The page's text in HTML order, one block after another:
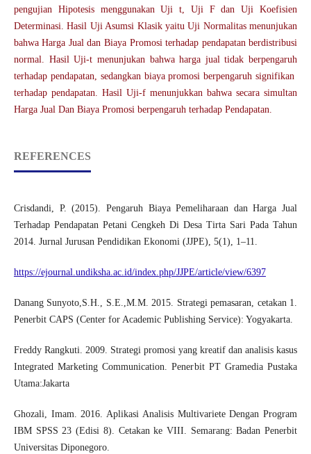
pengujian Hipotesis menggunakan Uji t, Uji F dan Uji Koefisien
Determinasi. Hasil Uji Asumsi Klasik yaitu Uji Normalitas menunjukan
bahwa Harga Jual dan Biaya Promosi terhadap pendapatan berdistribusi
normal. Hasil Uji-t menunjukan bahwa harga jual tidak berpengaruh
terhadap pendapatan, sedangkan biaya promosi berpengaruh signifikan
terhadap pendapatan. Hasil Uji-f menunjukkan bahwa secara simultan
Harga Jual Dan Biaya Promosi berpengaruh terhadap Pendapatan.
REFERENCES
Crisdandi, P. (2015). Pengaruh Biaya Pemeliharaan dan Harga Jual
Terhadap Pendapatan Petani Cengkeh Di Desa Tirta Sari Pada Tahun
2014. Jurnal Jurusan Pendidikan Ekonomi (JJPE), 5(1), 1–11.
https://ejournal.undiksha.ac.id/index.php/JJPE/article/view/6397
Danang Sunyoto,S.H., S.E.,M.M. 2015. Strategi pemasaran, cetakan 1.
Penerbit CAPS (Center for Academic Publishing Service): Yogyakarta.
Freddy Rangkuti. 2009. Strategi promosi yang kreatif dan analisis kasus
Integrated Marketing Communication. Penerbit PT Gramedia Pustaka
Utama:Jakarta
Ghozali, Imam. 2016. Aplikasi Analisis Multivariete Dengan Program
IBM SPSS 23 (Edisi 8). Cetakan ke VIII. Semarang: Badan Penerbit
Universitas Diponegoro.